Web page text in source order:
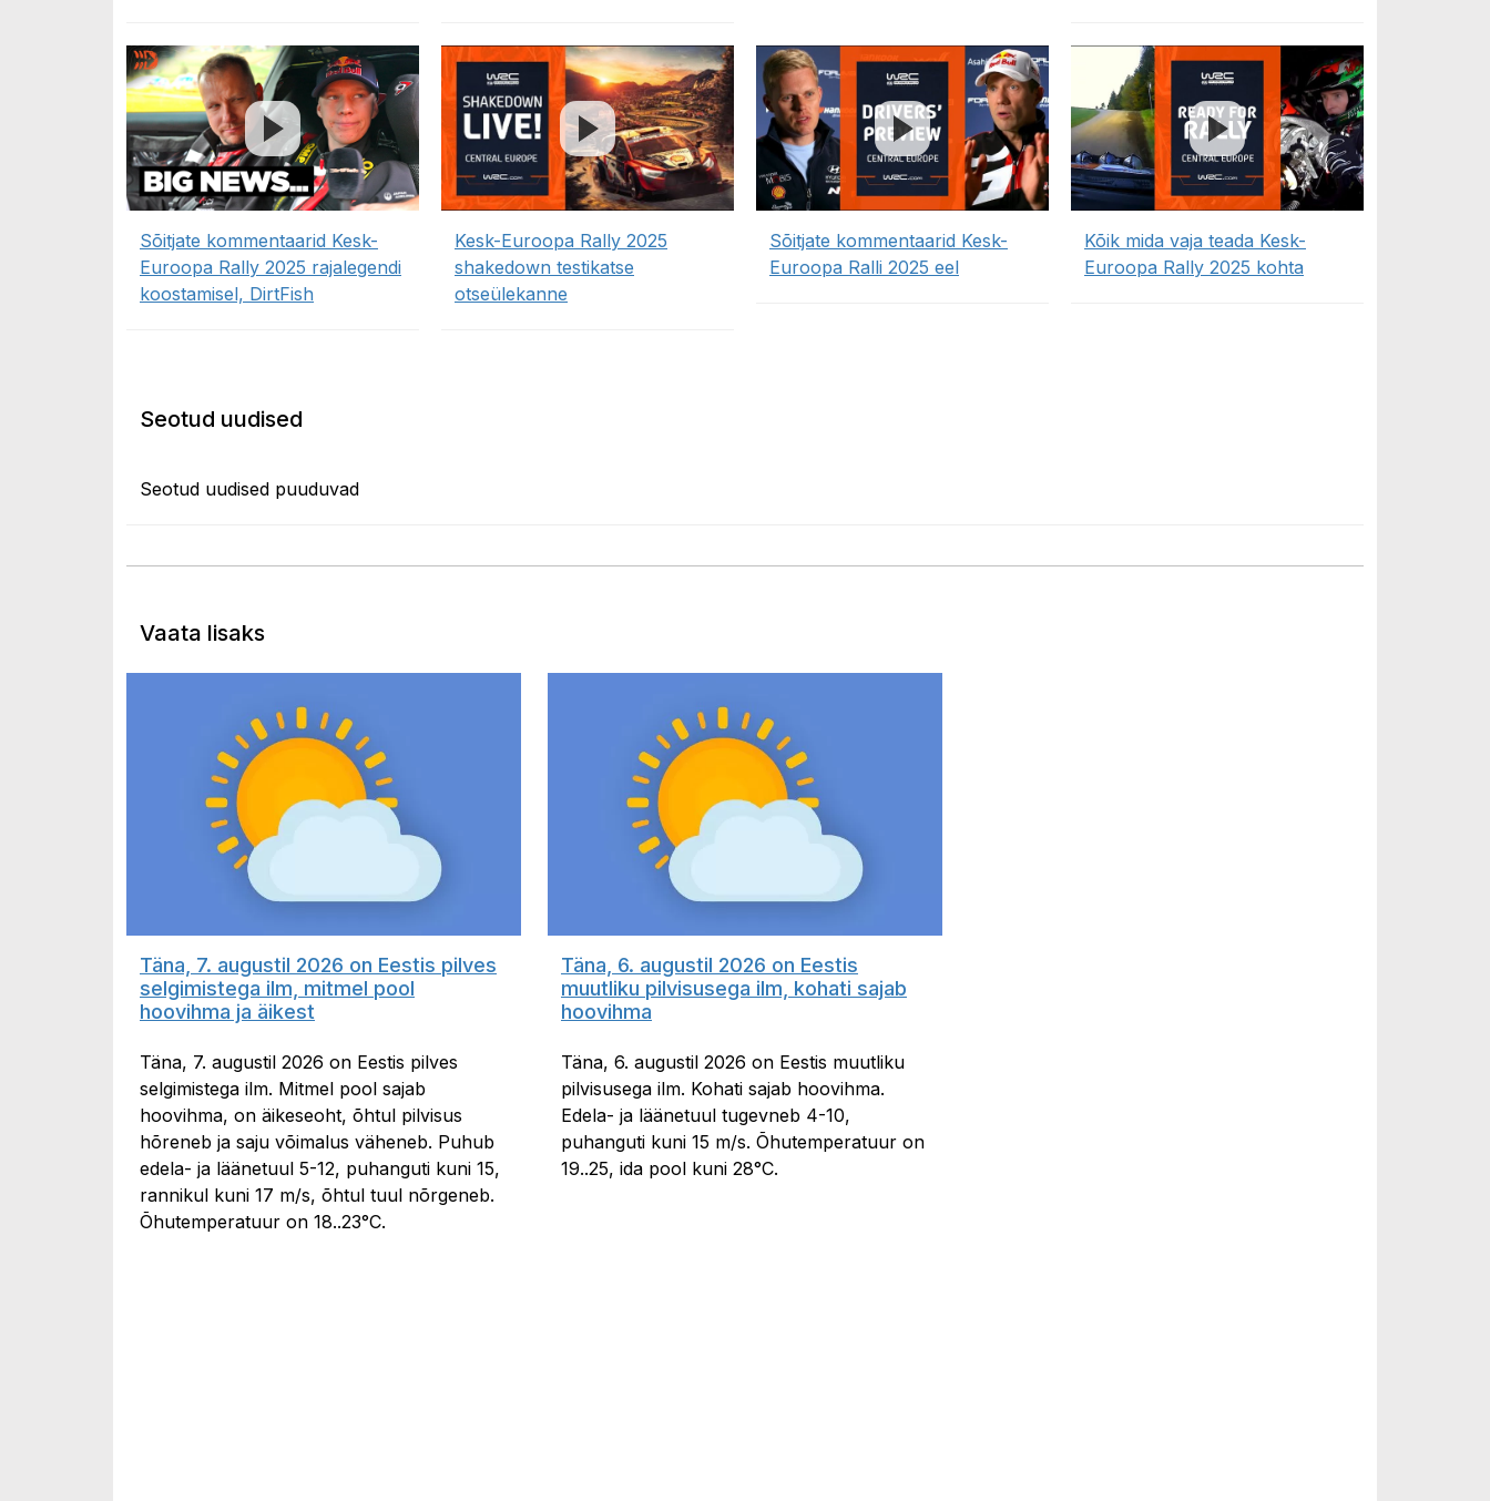
Sõitjate kommentaarid Kesk-
Euroopa Rally 2025 rajalegendi
koostamisel, DirtFish
Kesk-Euroopa Rally 2025
shakedown testikatse
otseülekanne
Sõitjate kommentaarid Kesk-
Euroopa Ralli 2025 eel
Kõik mida vaja teada Kesk-
Euroopa Rally 2025 kohta
Seotud uudised
Seotud uudised puuduvad
Vaata lisaks
Täna, 7. augustil 2026 on Eestis pilves
selgimistega ilm, mitmel pool
hoovihma ja äikest
Täna, 7. augustil 2026 on Eestis pilves
selgimistega ilm. Mitmel pool sajab
hoovihma, on äikeseoht, õhtul pilvisus
hõreneb ja saju võimalus väheneb. Puhub
edela- ja läänetuul 5-12, puhanguti kuni 15,
rannikul kuni 17 m/s, õhtul tuul nõrgeneb.
Õhutemperatuur on 18..23°C.
Täna, 6. augustil 2026 on Eestis
muutliku pilvisusega ilm, kohati sajab
hoovihma
Täna, 6. augustil 2026 on Eestis muutliku
pilvisusega ilm. Kohati sajab hoovihma.
Edela- ja läänetuul tugevneb 4-10,
puhanguti kuni 15 m/s. Õhutemperatuur on
19..25, ida pool kuni 28°C.